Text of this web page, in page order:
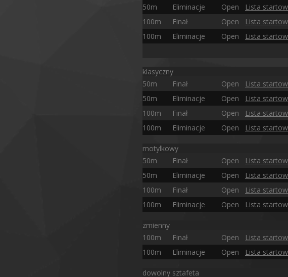
50m
Eliminacje Open Lista
100m
Finał Open Lista
100m
Eliminacje Open Lista
klasyczny
50m
Finał Open Lista
50m
Eliminacje Open Lista
100m
Finał Open Lista
100m
Eliminacje Open Lista
motylkowy
50m
Finał Open Lista
50m
Eliminacje Open Lista
100m
Finał Open Lista
100m
Eliminacje Open Lista
zmienny
100m
Finał Open Lista
100m
Eliminacje Open Lista
dowolny sztafeta